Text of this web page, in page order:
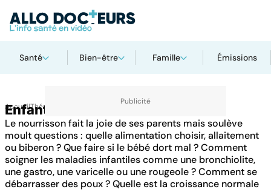
Santé Bien-être Famille Émissions
AccueilThématiques
Enfant
Le nourrisson fait la joie de ses parents mais soulève
moult questions : quelle alimentation choisir, allaitement
ou biberon ? Que faire si le bébé dort mal ? Comment
soigner les maladies infantiles comme une bronchiolite,
une gastro, une varicelle ou une rougeole ? Comment se
débarrasser des poux ? Quelle est la croissance normale